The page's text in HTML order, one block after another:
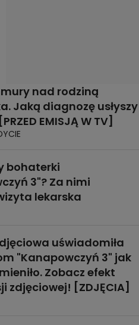
nad rodziną
Jaką diagnozę usłyszy
EMISJĄ W TV]
bohaterki
3"? Za nimi
lekarska
uświadomiła
"Kanapowczyń 3" jak
Zobacz efekt
zdjęciowej! [ZDJĘCIA]